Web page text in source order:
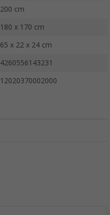
200 cm
180 x 170 cm
65 x 22 x 24 cm
4260556143231
12020370002000